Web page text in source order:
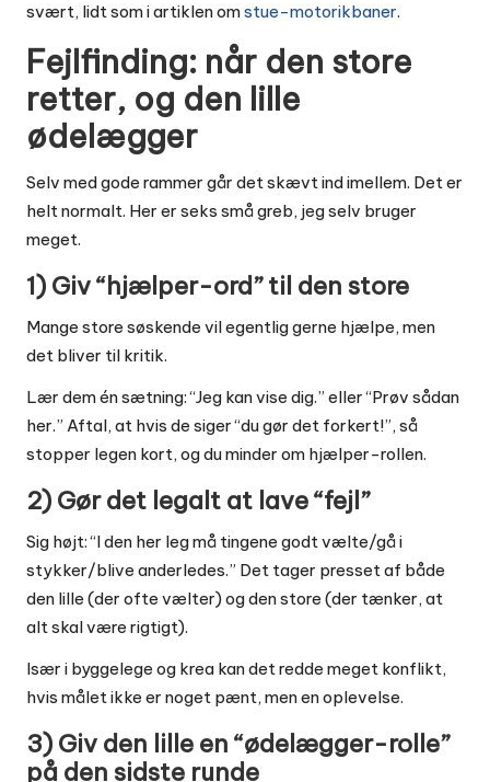
svært, lidt som i artiklen omstue-motorikbaner.
Fejlfinding: når den store
retter, og den lille
ødelægger
Selv med gode rammer går det skævt ind imellem. Det er
helt normalt. Her er seks små greb, jeg selv bruger
meget.
1) Giv “hjælper-ord” til den store
Mange store søskende vil egentlig gerne hjælpe, men
det bliver til kritik.
Lær dem én sætning: “Jeg kan vise dig.” eller “Prøv sådan
her.” Aftal, at hvis de siger “du gør det forkert!”, så
stopper legen kort, og du minder om hjælper-rollen.
2) Gør det legalt at lave “fejl”
Sig højt: “I den her leg må tingene godt vælte/gå i
stykker/blive anderledes.” Det tager presset af både
den lille (der ofte vælter) og den store (der tænker, at
alt skal være rigtigt).
Især i byggelege og krea kan det redde meget konflikt,
hvis målet ikke er noget pænt, men en oplevelse.
3) Giv den lille en “ødelægger-rolle”
på den sidste runde